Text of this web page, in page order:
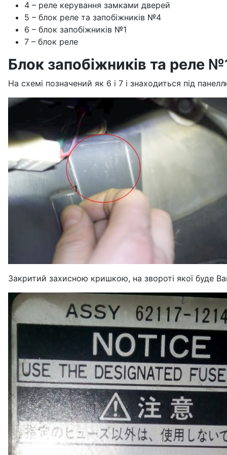
4 – реле керування замками дверей
5 – блок реле та запобіжників №4
6 – блок запобіжників №1
7 – блок реле
Блок запобіжників та реле
На схемі позначений як 6 і 7 і знаходиться під
Закритий захисною кришкою, на звороті якої буде